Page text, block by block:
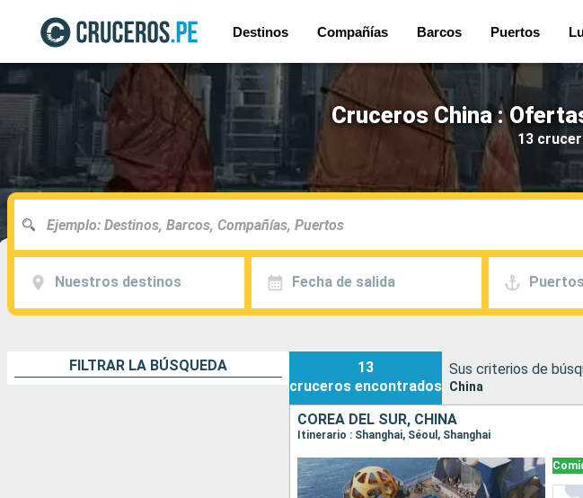
Destinos Compañías Barcos Puertos
Cruceros China :
13
Nuestros destinos Fecha de salida Puertos
FILTRAR LA BÚSQUEDA
13
cruceros encontrados
Sus criterios de
China
COREA DEL SUR, CHINA
Itinerario : Shanghai, Séoul, Shanghai